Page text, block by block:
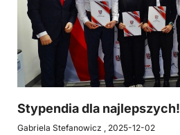
Stypendia dla najlepszych!
Gabriela Stefanowicz 2025-12-02